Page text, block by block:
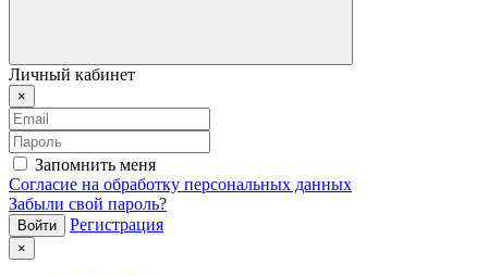
Личный кабинет
×
Запомнить меня
Согласие на обработку персональных данных
Забыли свой пароль?
Регистрация
×